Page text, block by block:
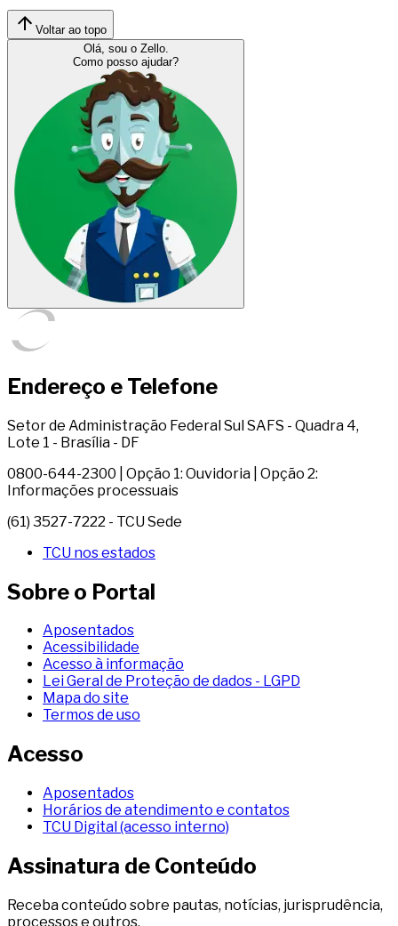
Voltar ao topo
Olá, sou o Zello.
Como posso ajudar?
Endereço e Telefone
Setor de Administração Federal Sul SAFS - Quadra 4,
Lote 1 - Brasília - DF
0800-644-2300 | Opção 1: Ouvidoria | Opção 2:
Informações processuais
(61) 3527-7222 - TCU Sede
TCU nos estados
Sobre o Portal
Aposentados
Acessibilidade
Acesso à informação
Lei Geral de Proteção de dados - LGPD
Mapa do site
Termos de uso
Acesso
Aposentados
Horários de atendimento e contatos
TCU Digital (acesso interno)
Assinatura de Conteúdo
Receba conteúdo sobre pautas, notícias, jurisprudência,
processos e outros.